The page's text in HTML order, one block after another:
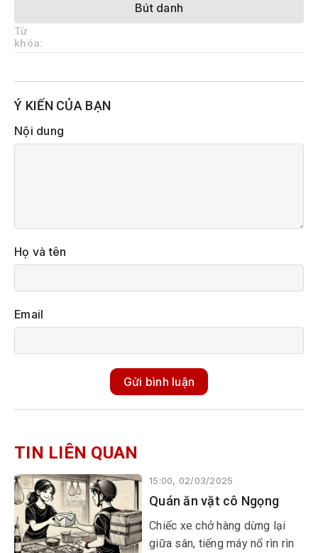
Bút danh
Từ
khóa:
Ý KIẾN CỦA BẠN
Nội dung
Họ và tên
Email
Gửi bình luận
TIN LIÊN QUAN
15:00, 02/03/2025
Quán ăn vặt cô Ngọng
Chiếc xe chở hàng dừng lại
giữa sân, tiếng máy nổ rìn rìn